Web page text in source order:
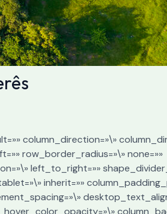
column_direction=»\»
row_border_radius=»\» none=»»
left_to_right=»»
inherit=»»